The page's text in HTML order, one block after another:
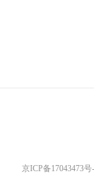
京ICP备17043473号